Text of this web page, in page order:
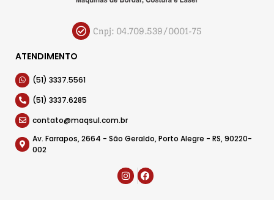
Cnpj: 04.709.539/0001-75
ATENDIMENTO
(51) 3337.5561
(51) 3337.6285
contato@maqsul.com.br
Av. Farrapos, 2664 - São Geraldo, Porto Alegre - RS, 90220-
002